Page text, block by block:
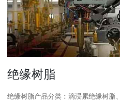
绝缘树脂
绝缘树脂产品分类：滴浸累绝缘树脂